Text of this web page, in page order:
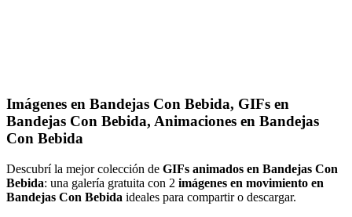
Imágenes en Bandejas Con Bebida, GIFs en
Bandejas Con Bebida, Animaciones en Bandejas
Con Bebida
Descubrí la mejor colección de GIFs animados en Bandejas Con
Bebida: una galería gratuita con 2 imágenes en movimiento en
Bandejas Con Bebida ideales para compartir o descargar.